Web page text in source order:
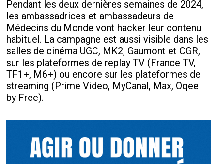
Pendant les deux dernières semaines de 2024,
les ambassadrices et ambassadeurs de
Médecins du Monde vont hacker leur contenu
habituel. La campagne est aussi visible dans les
salles de cinéma UGC, MK2, Gaumont et CGR,
sur les plateformes de replay TV (France TV,
TF1+, M6+) ou encore sur les plateformes de
streaming (Prime Video, MyCanal, Max, Oqee
by Free).